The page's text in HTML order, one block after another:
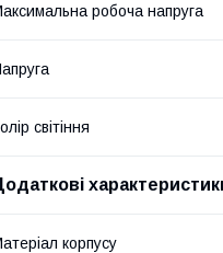
робоча напруга
світіння
корпусу